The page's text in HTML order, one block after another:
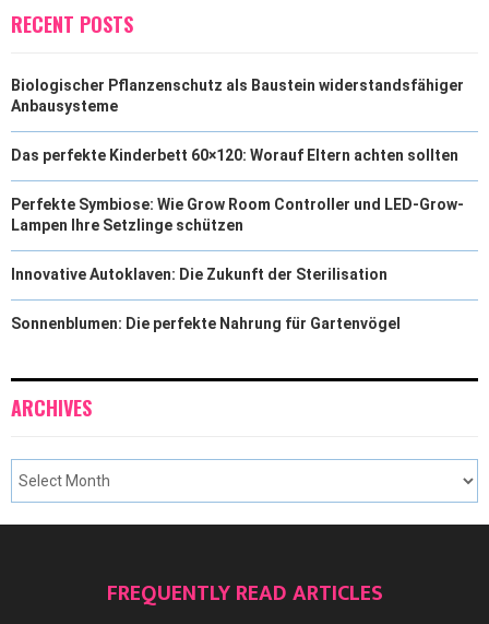
R
RECENT POSTS
Biologischer Pflanzenschutz als Baustein widerstandsfähiger
Anbausysteme
Das perfekte Kinderbett 60×120: Worauf Eltern achten sollten
Perfekte Symbiose: Wie Grow Room Controller und LED-Grow-
Lampen Ihre Setzlinge schützen
Innovative Autoklaven: Die Zukunft der Sterilisation
Sonnenblumen: Die perfekte Nahrung für Gartenvögel
ARCHIVES
FREQUENTLY READ ARTICLES